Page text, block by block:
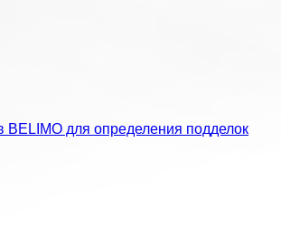
для определения подделок